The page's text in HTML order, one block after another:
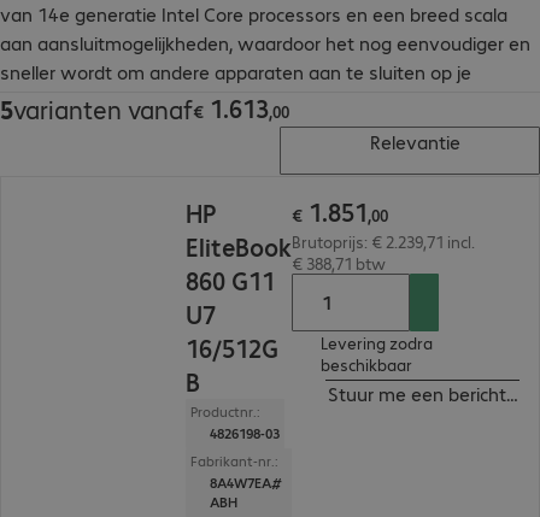
van 14e generatie Intel Core processors en een breed scala
aan aansluitmogelijkheden, waardoor het nog eenvoudiger en
sneller wordt om andere apparaten aan te sluiten op je
zakelijke notebook.
5varianten vanaf€ 1.613,00
€ 1.613,00
Relevantie
HP
EliteBook
860 G11
U7
16/512G
B
Productnr.:
4826198-03
Fabrikant-nr.:
8A4W7EA#
ABH
€ 1.851,00
Brutoprijs: € 2.239,71 incl.
€ 388,71 btw
Levering zodra
beschikbaar
Stuur me een bericht